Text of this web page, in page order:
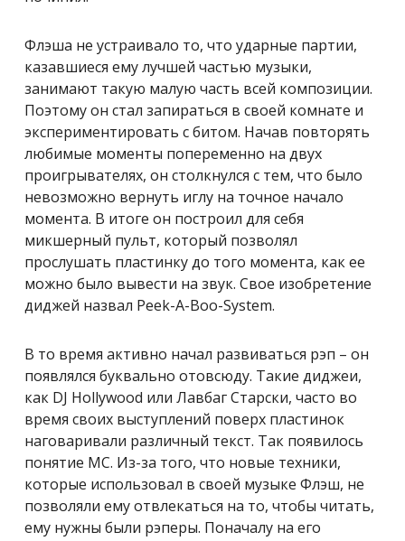
Флэша не устраивало то, что ударные партии,
казавшиеся ему лучшей частью музыки,
занимают такую малую часть всей композиции.
Поэтому он стал запираться в своей комнате и
экспериментировать с битом. Начав повторять
любимые моменты попеременно на двух
проигрывателях, он столкнулся с тем, что было
невозможно вернуть иглу на точное начало
момента. В итоге он построил для себя
микшерный пульт, который позволял
прослушать пластинку до того момента, как ее
можно было вывести на звук. Свое изобретение
диджей назвал Peek-A-Boo-System.
В то время активно начал развиваться рэп – он
появлялся буквально отовсюду. Такие диджеи,
как DJ Hollywood или Лавбаг Старски, часто во
время своих выступлений поверх пластинок
наговаривали различный текст. Так появилось
понятие МС. Из-за того, что новые техники,
которые использовал в своей музыке Флэш, не
позволяли ему отвлекаться на то, чтобы читать,
ему нужны были рэперы. Поначалу на его